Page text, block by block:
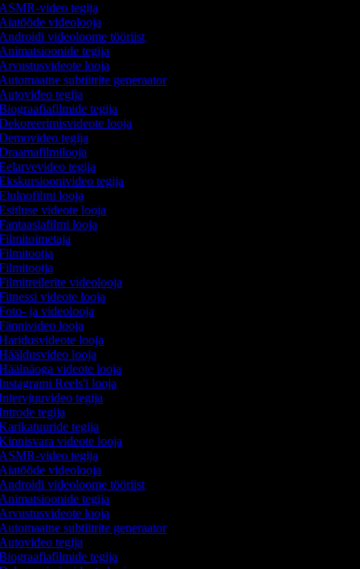
video tegija
videolooja
videoloome tööriist
tegija
looja
subtiitrite generaator
tegija
tegija
looja
tegija
tegija
tegija
looja
videote looja
looja
videolooja
videote looja
ja videolooja
looja
looja
looja
videote looja
Reels'i looja
tegija
tegija
tegija
videote looja
video tegija
videolooja
videoloome tööriist
tegija
looja
subtiitrite generaator
tegija
tegija